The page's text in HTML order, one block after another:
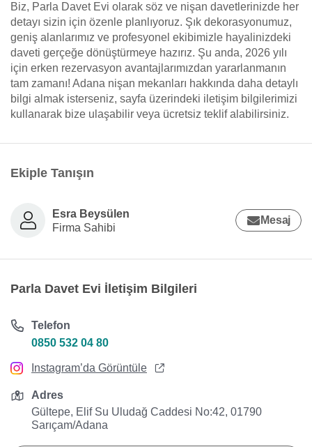
Biz, Parla Davet Evi olarak söz ve nişan davetlerinizde her
detayı sizin için özenle planlıyoruz. Şık dekorasyonumuz,
geniş alanlarımız ve profesyonel ekibimizle hayalinizdeki
daveti gerçeğe dönüştürmeye hazırız. Şu anda, 2026 yılı
için erken rezervasyon avantajlarımızdan yararlanmanın
tam zamanı! Adana nişan mekanları hakkında daha detaylı
bilgi almak isterseniz, sayfa üzerindeki iletişim bilgilerimizi
kullanarak bize ulaşabilir veya ücretsiz teklif alabilirsiniz.
Ekiple Tanışın
Esra Beysülen
Firma Sahibi
Mesaj
Parla Davet Evi İletişim Bilgileri
Telefon
0850 532 04 80
Instagram’da Görüntüle
Adres
Gültepe, Elif Su Uludağ Caddesi No:42, 01790
Sarıçam/Adana